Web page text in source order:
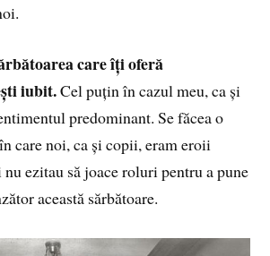
care îți oferă
iubit.Cel puțin în cazul meu, ca și
predominant. Se făcea o
care noi, ca și copii, eram eroii
ezitau să joace roluri pentru a pune
această sărbătoare.